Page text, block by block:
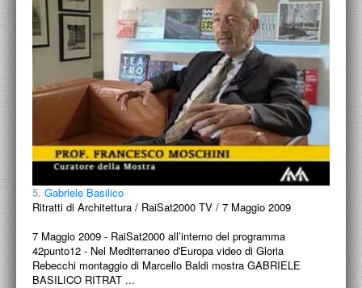
5. Gabriele Basilico
Ritratti di Architettura / RaiSat2000 TV / 7 Maggio 2009
7 Maggio 2009 - RaiSat2000 all’interno del programma
42punto12 - Nel Mediterraneo d'Europa video di Gloria
Rebecchi montaggio di Marcello Baldi mostra GABRIELE
BASILICO RITRAT ...